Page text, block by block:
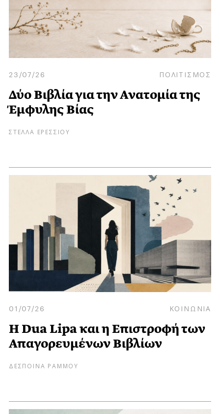
23/07/26 ΠΟΛΙΤΙΣΜΟΣ
Δύο Βιβλία για την Ανατομία της
Έμφυλης Βίας
ΣΤΕΛΛΑ ΕΡΕΣΣΙΟΥ
01/07/26 ΚΟΙΝΩΝΙΑ
Η Dua Lipa και η Επιστροφή των
Απαγορευμένων Βιβλίων
ΔΕΣΠΟΙΝΑ ΡΑΜΜΟΥ